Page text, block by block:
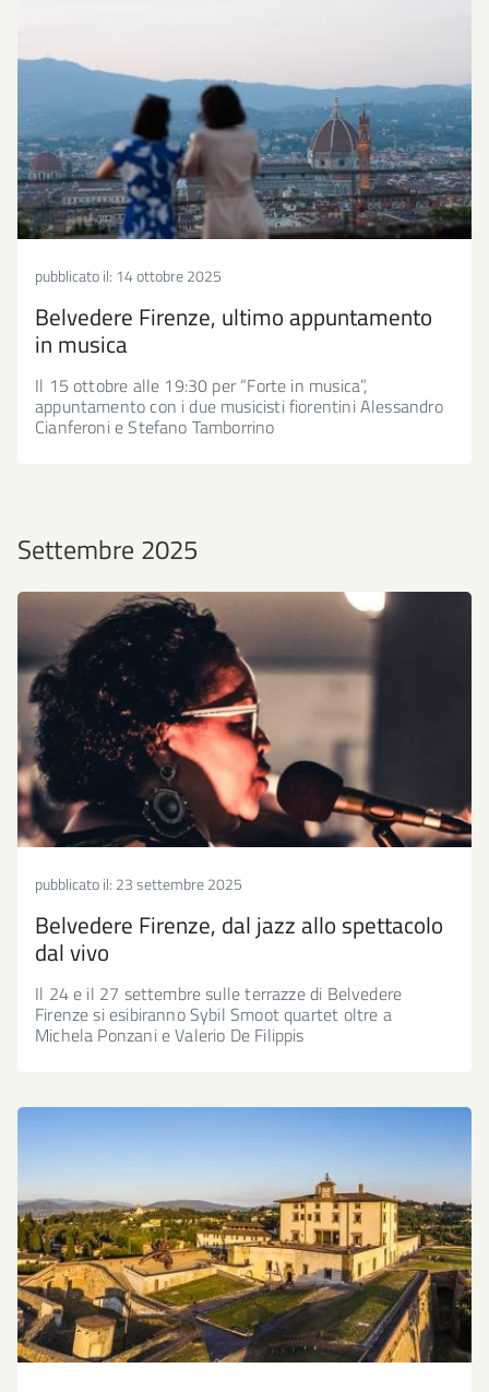
pubblicato il: 14 ottobre 2025
Belvedere Firenze, ultimo appuntamento
in musica
Il 15 ottobre alle 19:30 per “Forte in musica”,
appuntamento con i due musicisti fiorentini Alessandro
Cianferoni e Stefano Tamborrino
Settembre 2025
pubblicato il: 23 settembre 2025
Belvedere Firenze, dal jazz allo spettacolo
dal vivo
Il 24 e il 27 settembre sulle terrazze di Belvedere
Firenze si esibiranno Sybil Smoot quartet oltre a
Michela Ponzani e Valerio De Filippis